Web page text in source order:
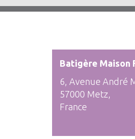
Batigère Maison
6, Avenue André
57000 Metz,
France